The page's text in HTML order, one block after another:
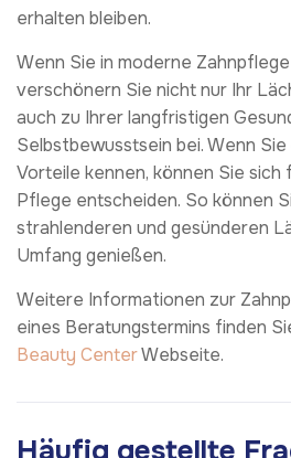
erhalten bleiben.
Wenn Sie in moderne
verschönern Sie nicht nur Ihr
auch zu Ihrer langfristigen
Selbstbewusstsein bei. Wenn
Vorteile kennen, können Sie
Pflege entscheiden. So können
strahlenderen und gesünderen
Umfang genießen.
Weitere Informationen zur
eines Beratungstermins finden
Beauty CenterWebseite.
Häufig gestellte